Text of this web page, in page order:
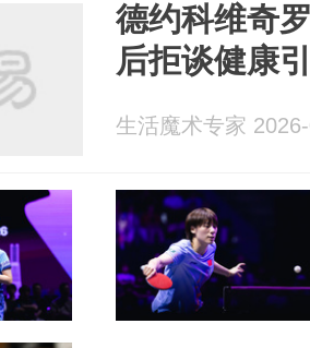
德约科维奇
后拒谈健康
生活魔术专家